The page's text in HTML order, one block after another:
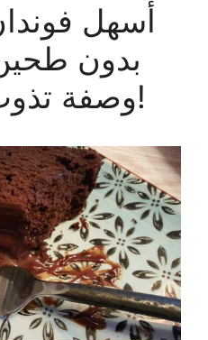
أسهل
بدون
وصفة تذوب في الفم!